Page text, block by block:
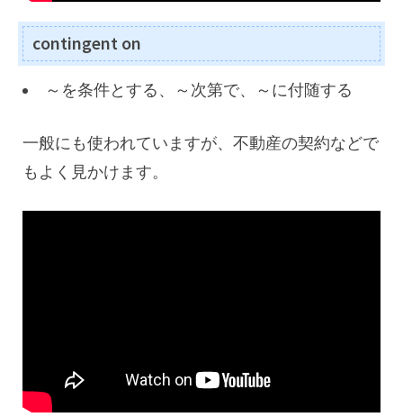
contingent on
～を条件とする、～次第で、～に付随する
一般にも使われていますが、不動産の契約などで
もよく見かけます。